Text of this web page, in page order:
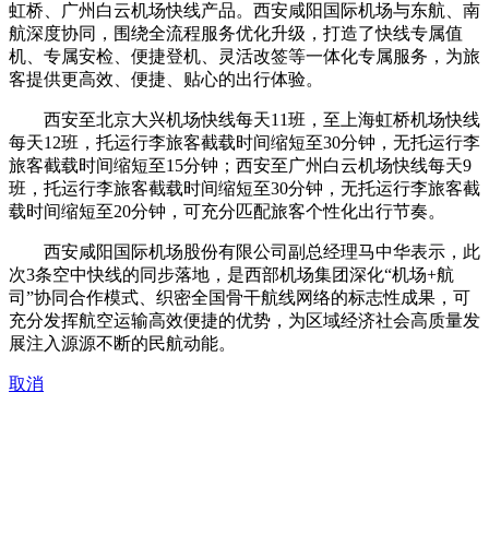
虹桥、广州白云机场快线产品。西安咸阳国际机场与东航、南
航深度协同，围绕全流程服务优化升级，打造了快线专属值
机、专属安检、便捷登机、灵活改签等一体化专属服务，为旅
客提供更高效、便捷、贴心的出行体验。
西安至北京大兴机场快线每天11班，至上海虹桥机场快线
每天12班，托运行李旅客截载时间缩短至30分钟，无托运行李
旅客截载时间缩短至15分钟；西安至广州白云机场快线每天9
班，托运行李旅客截载时间缩短至30分钟，无托运行李旅客截
载时间缩短至20分钟，可充分匹配旅客个性化出行节奏。
西安咸阳国际机场股份有限公司副总经理马中华表示，此
次3条空中快线的同步落地，是西部机场集团深化“机场+航
司”协同合作模式、织密全国骨干航线网络的标志性成果，可
充分发挥航空运输高效便捷的优势，为区域经济社会高质量发
展注入源源不断的民航动能。
取消